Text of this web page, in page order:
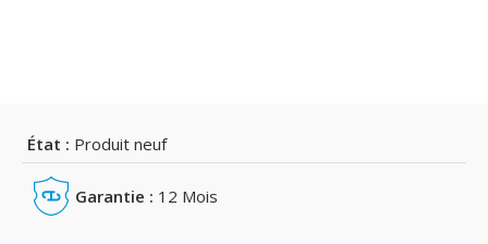
État : Produit neuf
Garantie : 12 Mois